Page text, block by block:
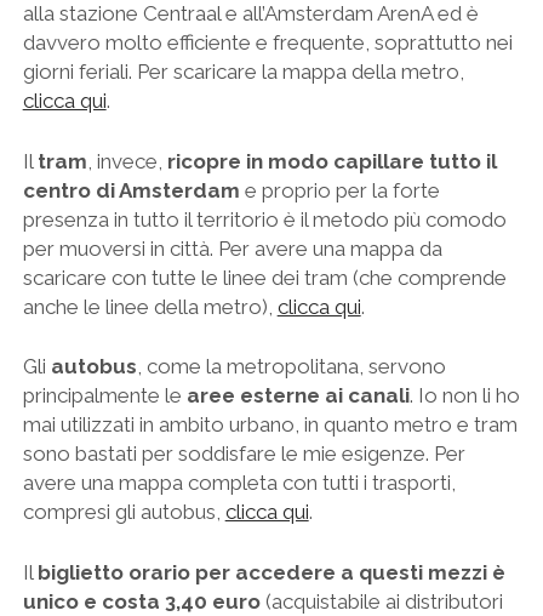
alla stazione Centraal e all’Amsterdam ArenA ed è
davvero molto efficiente e frequente, soprattutto nei
giorni feriali. Per scaricare la mappa della metro,
clicca qui.
Il tram , invece, ricopre in modo capillare tutto il
centro di Amsterdam e proprio per la forte
presenza in tutto il territorio è il metodo più comodo
per muoversi in città. Per avere una mappa da
scaricare con tutte le linee dei tram (che comprende
anche le linee della metro), clicca qui.
Gli autobus, come la metropolitana, servono
principalmente le aree esterne ai canali. Io non li ho
mai utilizzati in ambito urbano, in quanto metro e tram
sono bastati per soddisfare le mie esigenze. Per
avere una mappa completa con tutti i trasporti,
compresi gli autobus, clicca qui.
Il biglietto orario per accedere a questi mezzi è
unico e costa 3,40 euro(acquistabile ai distributori